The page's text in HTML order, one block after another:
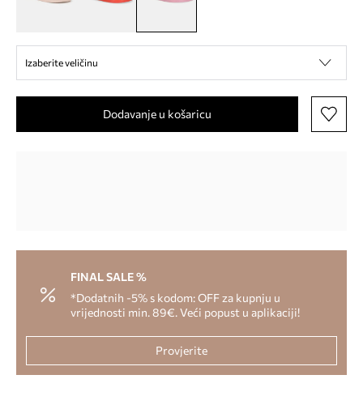
Izaberite veličinu
Dodavanje u košaricu
FINAL SALE %
*Dodatnih -5% s kodom: OFF za kupnju u
vrijednosti min. 89€. Veći popust u aplikaciji!
Provjerite